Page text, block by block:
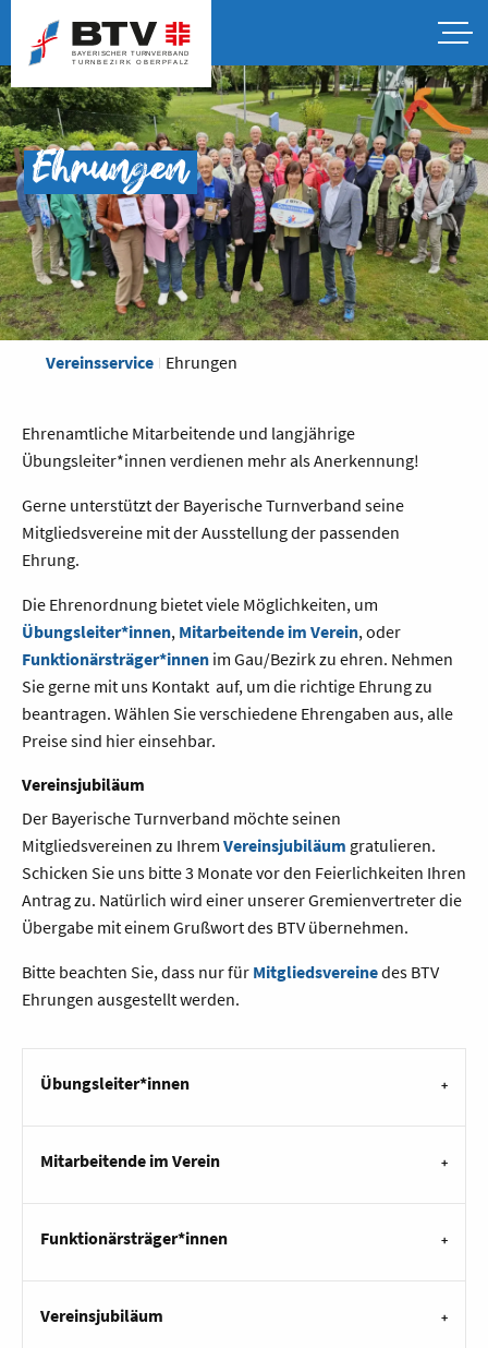
Ehrungen
Vereinsservice Ehrungen
Ehrenamtliche Mitarbeitende und langjährige
Übungsleiter*innen verdienen mehr als Anerkennung!
Gerne unterstützt der Bayerische Turnverband seine
Mitgliedsvereine mit der Ausstellung der passenden
Ehrung.
Die Ehrenordnung bietet viele Möglichkeiten, um
Übungsleiter*innen, Mitarbeitende im Verein, oder
Funktionärsträger*innen im Gau/Bezirk zu ehren. Nehmen
Sie gerne mit uns Kontakt auf, um die richtige Ehrung zu
beantragen. Wählen Sie verschiedene Ehrengaben aus, alle
Preise sind hier einsehbar.
Vereinsjubiläum
Der Bayerische Turnverband möchte seinen
Mitgliedsvereinen zu Ihrem Vereinsjubiläum gratulieren.
Schicken Sie uns bitte 3 Monate vor den Feierlichkeiten Ihren
Antrag zu. Natürlich wird einer unserer Gremienvertreter die
Übergabe mit einem Grußwort des BTV übernehmen.
Bitte beachten Sie, dass nur für Mitgliedsvereinedes BTV
Ehrungen ausgestellt werden.
Übungsleiter*innen
Mitarbeitende im Verein
Funktionärsträger*innen
Vereinsjubiläum